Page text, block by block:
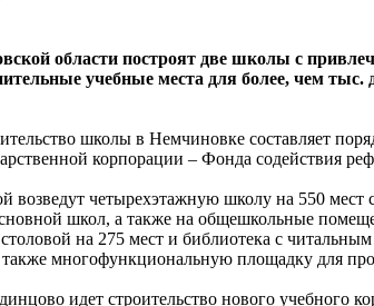
области построят две школы с
учебные места для более, чем
школы в Немчиновке составляет
корпорации – Фонда
возведут четырехэтажную школу на 550
школ, а также на общешкольные
на 275 мест и библиотека с
многофункциональную площадку для
идет строительство нового